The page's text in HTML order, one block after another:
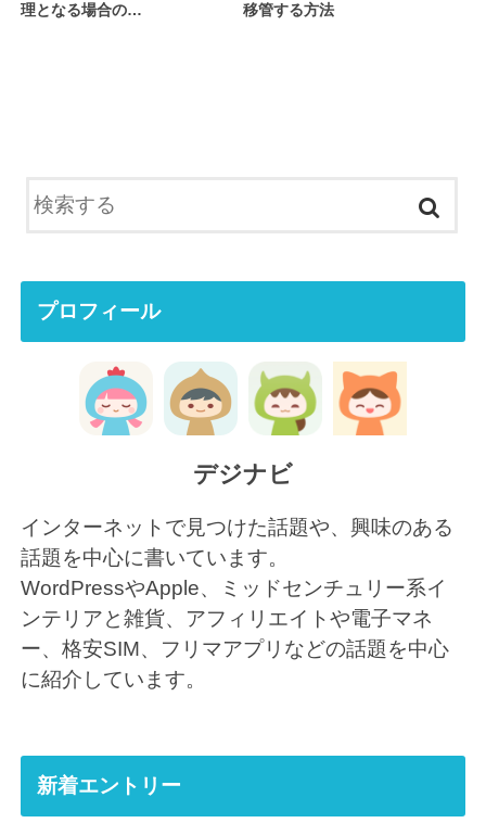
理となる場合の…
移管する方法
プロフィール
デジナビ
インターネットで見つけた話題や、興味のある
話題を中心に書いています。
WordPressやApple、ミッドセンチュリー系イ
ンテリアと雑貨、アフィリエイトや電子マネ
ー、格安SIM、フリマアプリなどの話題を中心
に紹介しています。
新着エントリー